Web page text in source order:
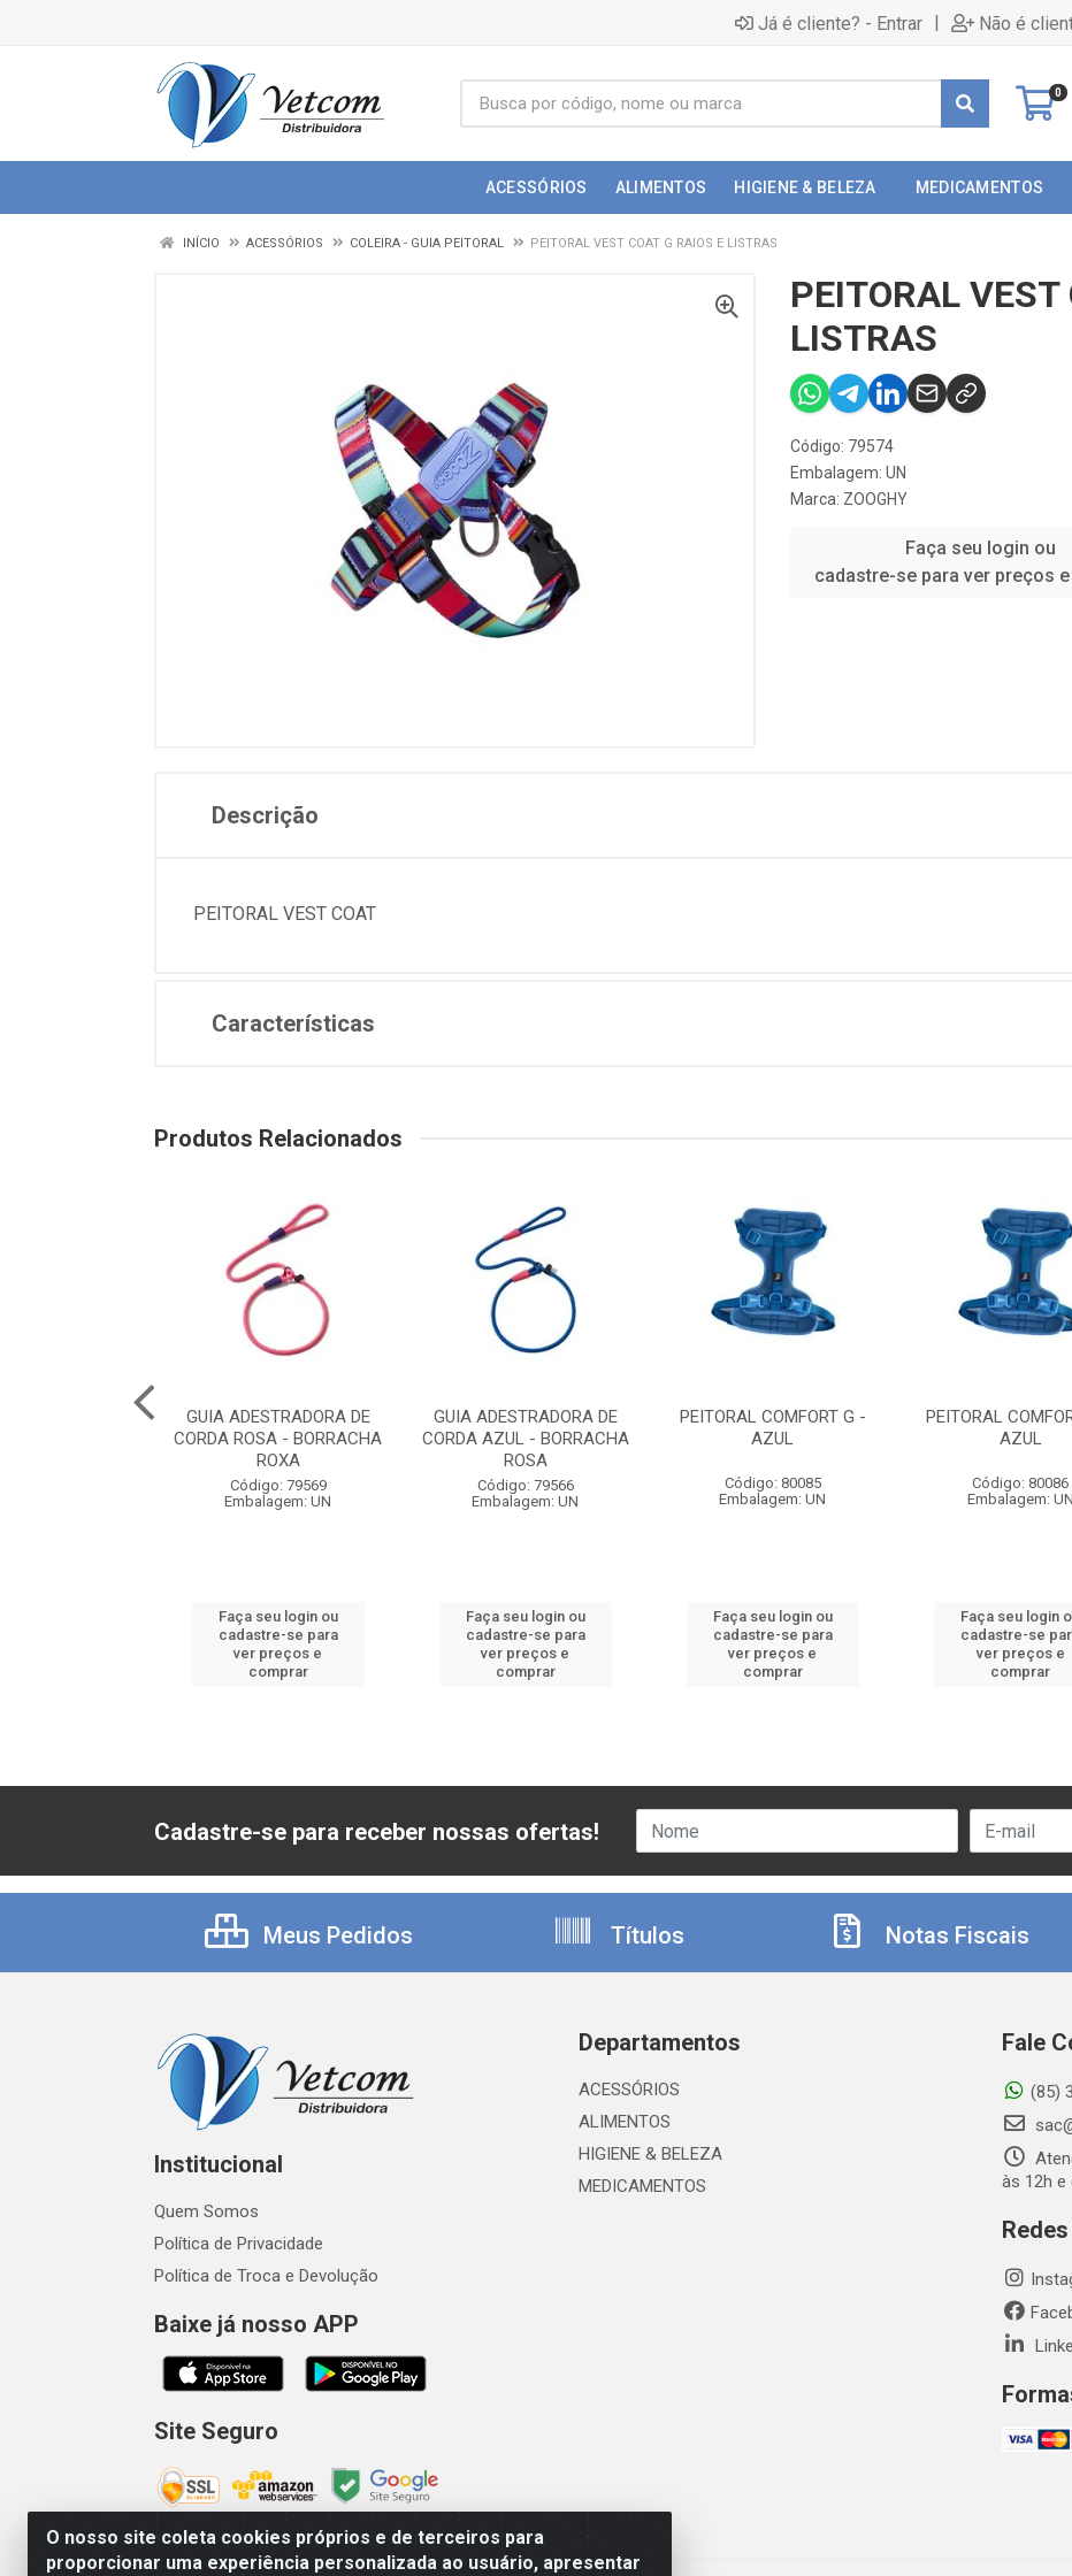
Já é cliente? - Entrar | Não é
0
ACESSÓRIOS ALIMENTOS HIGIENE & BELEZA MEDICAMENTOS
INÍCIO ACESSÓRIOS COLEIRA - GUIA PEITORAL PEITORAL VEST COAT G RAIOS E LISTRAS
PEITORAL VEST
LISTRAS
Código: 79574
Embalagem: UN
Marca: ZOOGHY
Faça seu login ou
cadastre-se para ver preços
Descrição
PEITORAL VEST COAT
Características
Produtos Relacionados
GUIA ADESTRADORA DE
CORDA ROSA - BORRACHA
ROXA
Código: 79569
Embalagem: UN
Faça seu login ou
cadastre-se para
ver preços e
comprar
GUIA ADESTRADORA DE
CORDA AZUL - BORRACHA
ROSA
Código: 79566
Embalagem: UN
Faça seu login ou
cadastre-se para
ver preços e
comprar
PEITORAL COMFORT G -
AZUL
Código: 80085
Embalagem: UN
Faça seu login ou
cadastre-se para
ver preços e
comprar
PEITORAL
AZUL
Código: 80086
Embalagem: UN
Faça seu login
cadastre-se
ver preços e
comprar
O nosso site coleta cookies próprios e de terceiros para
proporcionar uma experiência personalizada ao usuário, apresentar
Cadastre-se para receber nossas ofertas!
Meus Pedidos Títulos Notas Fiscais
Institucional
Quem Somos
Política de Privacidade
Política de Troca e Devolução
Baixe já nosso APP
Site Seguro
Departamentos
ACESSÓRIOS
ALIMENTOS
HIGIENE & BELEZA
MEDICAMENTOS
Fale
(85)
às 12h e